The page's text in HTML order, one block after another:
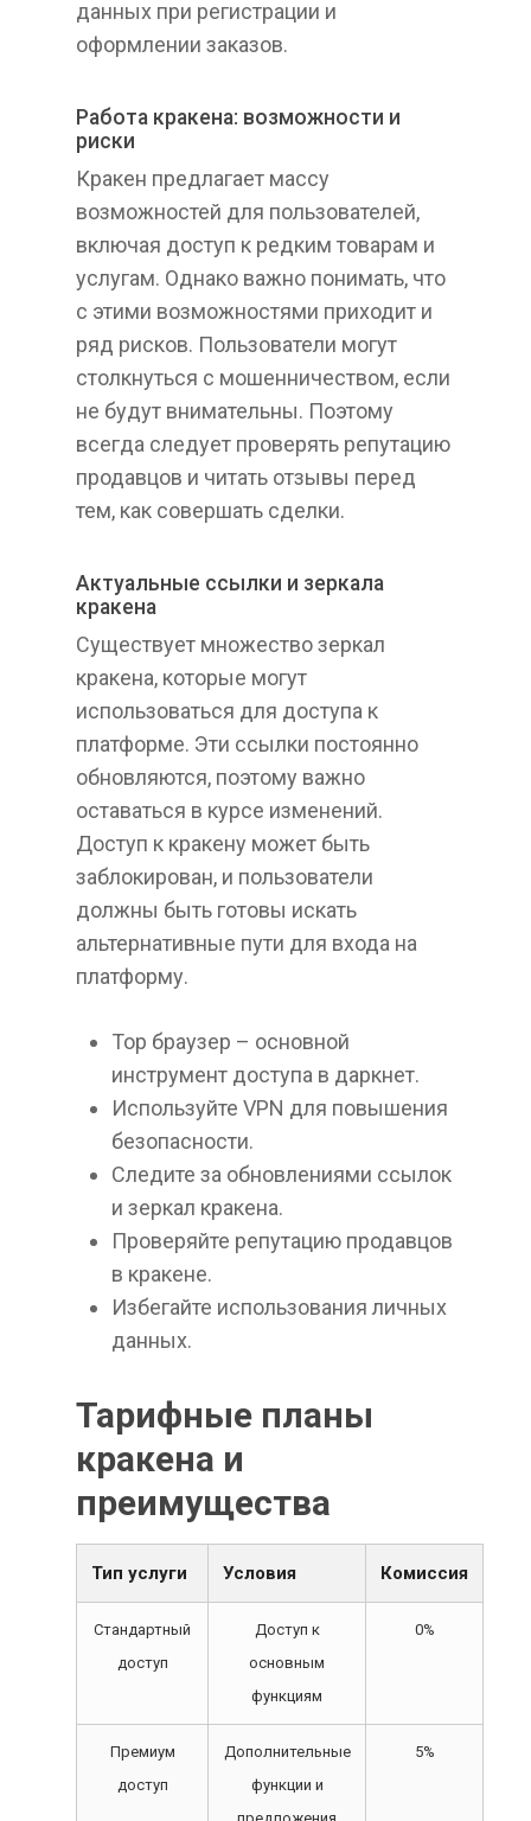
данных при регистрации и
оформлении заказов.
Работа кракена: возможности и
риски
Кракен предлагает массу
возможностей для пользователей,
включая доступ к редким товарам и
услугам. Однако важно понимать, что
с этими возможностями приходит и
ряд рисков. Пользователи могут
столкнуться с мошенничеством, если
не будут внимательны. Поэтому
всегда следует проверять репутацию
продавцов и читать отзывы перед
тем, как совершать сделки.
Актуальные ссылки и зеркала
кракена
Существует множество зеркал
кракена, которые могут
использоваться для доступа к
платформе. Эти ссылки постоянно
обновляются, поэтому важно
оставаться в курсе изменений.
Доступ к кракену может быть
заблокирован, и пользователи
должны быть готовы искать
альтернативные пути для входа на
платформу.
Тор браузер – основной
инструмент доступа в даркнет.
Используйте VPN для повышения
безопасности.
Следите за обновлениями ссылок
и зеркал кракена.
Проверяйте репутацию продавцов
в кракене.
Избегайте использования личных
данных.
Тарифные планы
кракена и
преимущества
Тип услуги Условия Комиссия
Стандартный
доступ
Доступ к
основным
функциям
0%
Премиум
доступ
Дополнительные
функции и
5%